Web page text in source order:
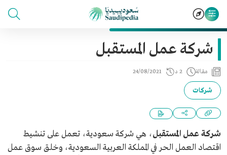
شركة عمل المستقبل
مقالة 2 د 24/08/2021
شركات
شركة عمل المستقبل، هي شركة سعودية، تعمل على تنشيط
اقتصاد العمل الحر في المملكة العربية السعودية، وخلق سوق عمل